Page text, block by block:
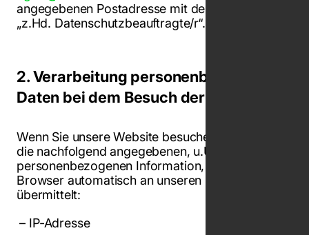
angegebenen Postadresse mit dem Zusatz
„z.Hd. Datenschutzbeauftragte/r“.
2. Verarbeitung personenbezogener
Daten bei dem Besuch der Website
Wenn Sie unsere Website besuchen, erheben wir
die nachfolgend angegebenen, u.U.
personenbezogenen Information, die Ihr
Browser automatisch an unseren Server
übermittelt:
IP-Adresse